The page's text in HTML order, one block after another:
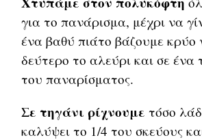
για το πανάρισμα, μέχρι να
ένα βαθύ πιάτο βάζουμε κρύο
δεύτερο το αλεύρι και σε ένα
του παναρίσματος.
Σε τηγάνι ρίχνουμε τόσο
καλύψει το 1/4 του σκεύους